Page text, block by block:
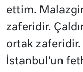
ettim.
zaferidir.
ortak zaferidir.
İstanbul’un